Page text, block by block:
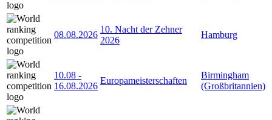
08.08.2026
10. Nacht der Zehner
2026
Hamburg
10.08 -
16.08.2026
Europameisterschaften
Birmingham
(Großbritannien)